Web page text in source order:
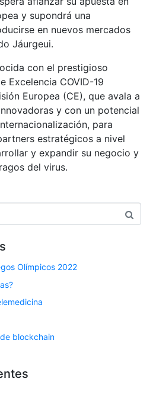
y supondrá una
en nuevos mercados
Jáurgeui.
con el prestigioso
Excelencia COVID-19
Europea (CE), que avala a
y con un potencial
para
estratégicos a nivel
y expandir su negocio y
del virus.
Olímpicos 2022
blockchain